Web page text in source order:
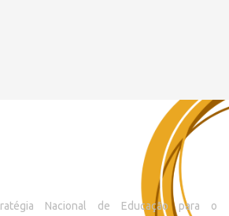
Nacional de Educação para o